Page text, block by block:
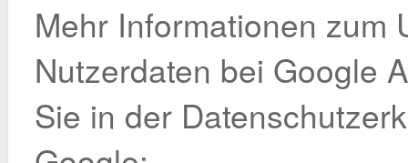
Mehr Informationen zum
Nutzerdaten bei Google
Sie in der